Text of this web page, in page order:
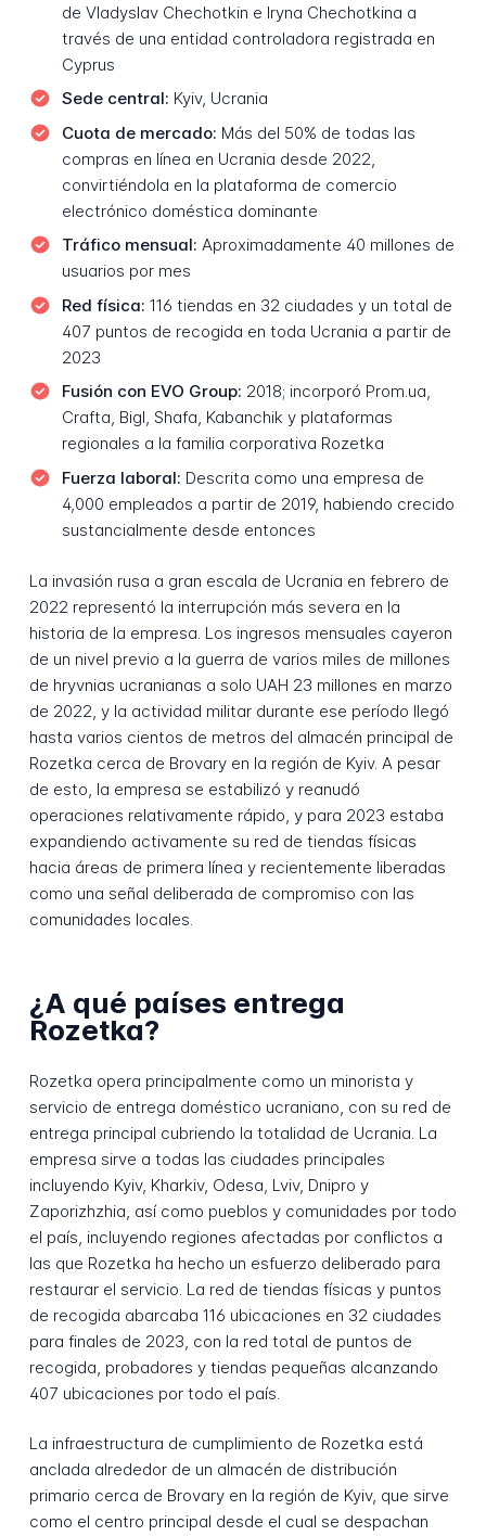
de Vladyslav Chechotkin e Iryna Chechotkina a
través de una entidad controladora registrada en
Cyprus
Sede central: Kyiv, Ucrania
Cuota de mercado: Más del 50% de todas las
compras en línea en Ucrania desde 2022,
convirtiéndola en la plataforma de comercio
electrónico doméstica dominante
Tráfico mensual: Aproximadamente 40 millones de
usuarios por mes
Red física: 116 tiendas en 32 ciudades y un total de
407 puntos de recogida en toda Ucrania a partir de
2023
Fusión con EVO Group: 2018; incorporó Prom.ua,
Crafta, Bigl, Shafa, Kabanchik y plataformas
regionales a la familia corporativa Rozetka
Fuerza laboral: Descrita como una empresa de
4,000 empleados a partir de 2019, habiendo crecido
sustancialmente desde entonces
La invasión rusa a gran escala de Ucrania en febrero de
2022 representó la interrupción más severa en la
historia de la empresa. Los ingresos mensuales cayeron
de un nivel previo a la guerra de varios miles de millones
de hryvnias ucranianas a solo UAH 23 millones en marzo
de 2022, y la actividad militar durante ese período llegó
hasta varios cientos de metros del almacén principal de
Rozetka cerca de Brovary en la región de Kyiv. A pesar
de esto, la empresa se estabilizó y reanudó
operaciones relativamente rápido, y para 2023 estaba
expandiendo activamente su red de tiendas físicas
hacia áreas de primera línea y recientemente liberadas
como una señal deliberada de compromiso con las
comunidades locales.
¿A qué países entrega
Rozetka?
Rozetka opera principalmente como un minorista y
servicio de entrega doméstico ucraniano, con su red de
entrega principal cubriendo la totalidad de Ucrania. La
empresa sirve a todas las ciudades principales
incluyendo Kyiv, Kharkiv, Odesa, Lviv, Dnipro y
Zaporizhzhia, así como pueblos y comunidades por todo
el país, incluyendo regiones afectadas por conflictos a
las que Rozetka ha hecho un esfuerzo deliberado para
restaurar el servicio. La red de tiendas físicas y puntos
de recogida abarcaba 116 ubicaciones en 32 ciudades
para finales de 2023, con la red total de puntos de
recogida, probadores y tiendas pequeñas alcanzando
407 ubicaciones por todo el país.
La infraestructura de cumplimiento de Rozetka está
anclada alrededor de un almacén de distribución
primario cerca de Brovary en la región de Kyiv, que sirve
como el centro principal desde el cual se despachan